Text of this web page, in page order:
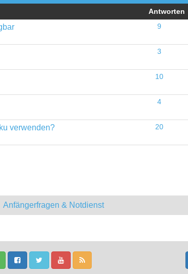
Antworten
9
3
10
4
verwenden? 20
Anfängerfragen & Notdienst